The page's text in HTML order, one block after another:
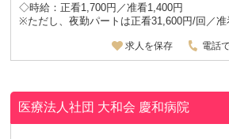
◇時給：正看1,700円／准看1,400円
※ただし、夜勤パートは正看31,600円/回／准
求人を保存 電話
医療法人社団 大和会 慶和病院